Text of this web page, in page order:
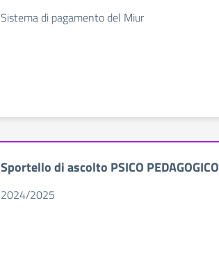
Sistema di pagamento del Miur
Sportello di ascolto PSICO PEDAGOGICO
2024/2025